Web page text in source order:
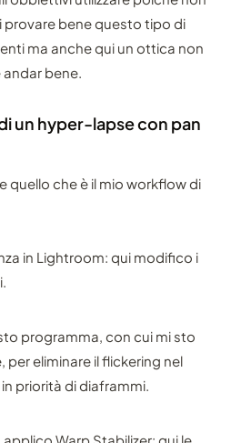
bene questo tipo di
ma anche qui un ottica non
bene.
un hyper-lapse con pan
quello che è il mio workflow di
in Lightroom: qui modifico i
programma, con cui mi sto
eliminare il flickering nel
priorità di diaframmi.